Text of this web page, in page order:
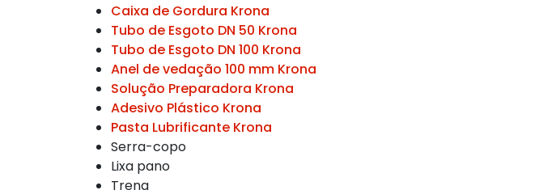
Caixa de Gordura Krona
Tubo de Esgoto DN 50 Krona
Tubo de Esgoto DN 100 Krona
Anel de vedação 100 mm Krona
Solução Preparadora Krona
Adesivo Plástico Krona
Pasta Lubrificante Krona
Serra-copo
Lixa pano
Trena